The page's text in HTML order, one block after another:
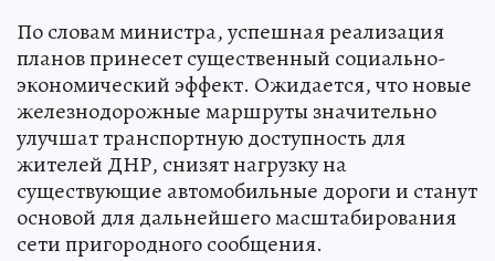
По словам министра, успешная реализация
планов принесет существенный социально-
экономический эффект. Ожидается, что новые
железнодорожные маршруты значительно
улучшат транспортную доступность для
жителей ДНР, снизят нагрузку на
существующие автомобильные дороги и станут
основой для дальнейшего масштабирования
сети пригородного сообщения.